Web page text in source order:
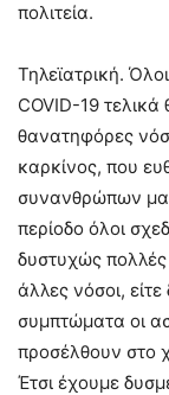
πολιτεία.
Τηλεϊατρική.
COVID-19
θανατηφόρες
καρκίνος, που
συνανθρώπων
περίοδο όλοι
δυστυχώς πολλές
άλλες νόσοι,
συμπτώματα οι
προσέλθουν στο
Έτσι έχουμε